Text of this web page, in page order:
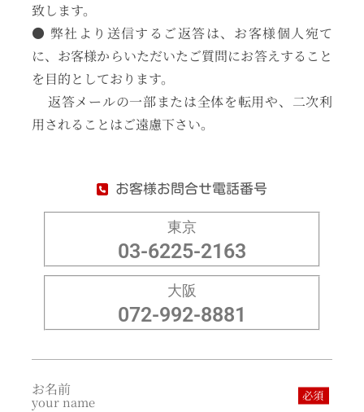
致します。
● 弊社より送信するご返答は、お客様個人宛て
に、お客様からいただいたご質問にお答えすること
を目的としております。
返答メールの一部または全体を転用や、二次利
用されることはご遠慮下さい。
お客様お問合せ電話番号
東京
03-6225-2163
大阪
072-992-8881
必須
お名前
your name